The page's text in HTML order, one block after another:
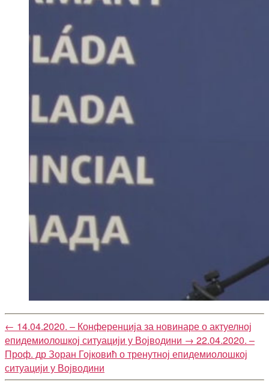
← 14.04.2020. – Конференција за новинаре о актуелној
епидемиолошкој ситуацији у Војводини → 22.04.2020. –
Проф. др Зоран Гојковић о тренутној епидемиолошкој
ситуацији у Војводини